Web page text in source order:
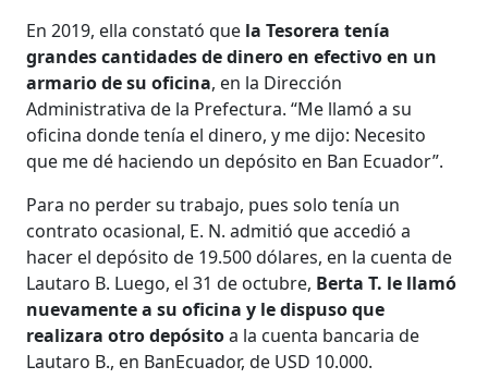
En 2019, ella constató que la Tesorera tenía
grandes cantidades de dinero en efectivo en un
armario de su oficina, en la Dirección
Administrativa de la Prefectura. “Me llamó a su
oficina donde tenía el dinero, y me dijo: Necesito
que me dé haciendo un depósito en Ban Ecuador”.
Para no perder su trabajo, pues solo tenía un
contrato ocasional, E. N. admitió que accedió a
hacer el depósito de 19.500 dólares, en la cuenta de
Lautaro B. Luego, el 31 de octubre, Berta T. le llamó
nuevamente a su oficina y le dispuso que
realizara otro depósitoa la cuenta bancaria de
Lautaro B., en BanEcuador, de USD 10.000.